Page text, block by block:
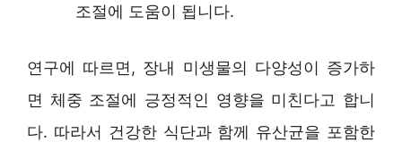
조절에 도움이 됩니다.
연구에 따르면, 장내 미생물의 다양성이 증가하
면 체중 조절에 긍정적인 영향을 미친다고 합니
다. 따라서 건강한 식단과 함께 유산균을 포함한